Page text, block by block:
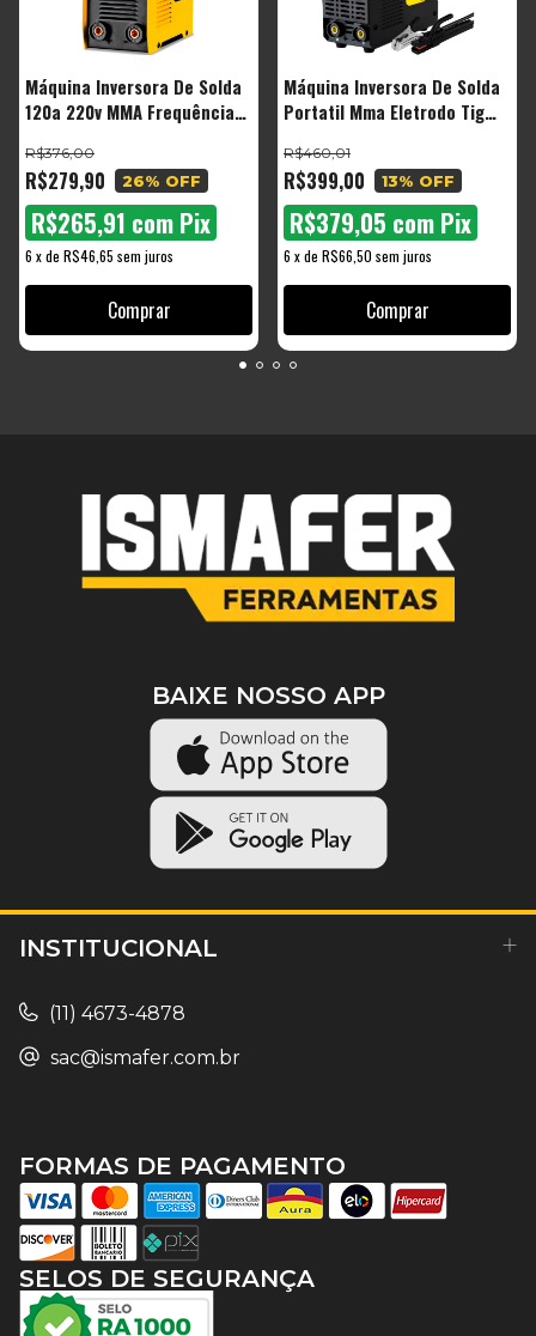
Máquina Inversora De Solda
120a 220v MMA Frequência
R$279,90
R$376,00
26% OFF
6 xde R$46,65 sem juros
R$265,91 com Pix
Máquina Inversora De Solda
Portatil Mma Eletrodo Tig
R$399,00
R$460,01
13% OFF
6 xde R$66,50 sem juros
R$379,05 com Pix
INSTITUCIONAL
(11) 4673-4878
sac@ismafer.com.br
BAIXE NOSSO APP
SELOS DE SEGURANÇA
FORMAS DE PAGAMENTO